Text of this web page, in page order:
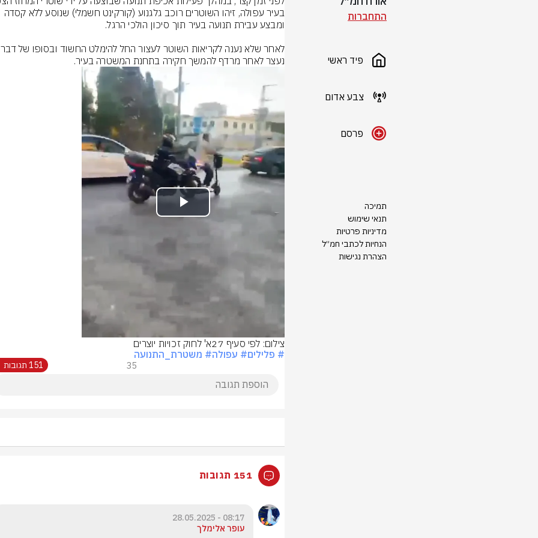
התחברות
פיד ראשי
צבע אדום
פרסם
תמיכה
תנאי שימוש
מדיניות פרטיות
הנחיות לכתבי חמ״ל
הצהרת נגישות
לאחר שלא נענה לקריאות השוטר לעצור החל להימלט החשוד ובסופו של דבר
נעצר לאחר מרדף להמשך חקירה בתחנת המשטרה בעיר.
Play
Video
צילום: לפי סעיף 27א' לחוק זכויות יוצרים
# פלילים# עפולה# משטרת_התנועה
35 151 תגובות
151 תגובות
08:17 - 28.05.2025
עופר אלימלך